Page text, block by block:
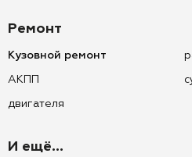
Ремонт
Кузовной ремонт
АКПП
двигателя
И ещё...